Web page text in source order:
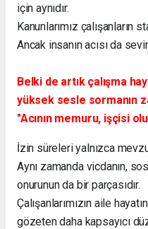
için aynıdır.
Kanunlarımız çalışanların
Ancak insanın acısı da
Belki de artık çalışma
yüksek sesle sormanın
"Acının memuru, işçisi
İzin süreleri yalnızca
Aynı zamanda vicdanın,
onurunun da bir parçasıdır.
Çalışanlarımızın aile
gözeten daha kapsayıcı